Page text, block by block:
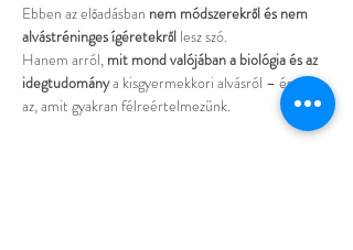
Ebben az előadásban nem módszerekről és nem
alvástréninges ígéretekről lesz szó.
Hanem arról, mit mond valójában a biológia és az
idegtudomány a kisgyermekkori alvásról – és mi
az, amit gyakran félreértelmezünk.